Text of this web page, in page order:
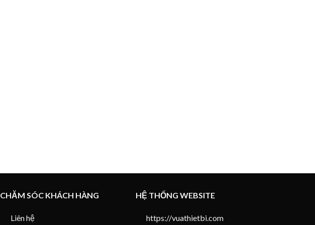
CHĂM SÓC KHÁCH HÀNG
Liên hệ
HỆ THỐNG WEBSITE
https://vuathietbi.com